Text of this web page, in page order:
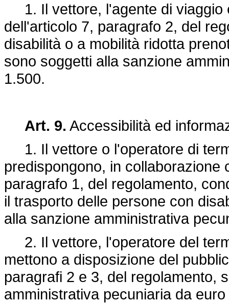
1. Il vettore, l'agente di viaggio
dell'articolo 7, paragrafo 2, del
disabilità o a mobilità ridotta
sono soggetti alla sanzione
1.500.
Art. 9. Accessibilità ed
1. Il vettore o l'operatore di
predispongono, in collaborazione
paragrafo 1, del regolamento,
il trasporto delle persone con
alla sanzione amministrativa
2. Il vettore, l'operatore del
mettono a disposizione del
paragrafi 2 e 3, del regolamento,
amministrativa pecuniaria da